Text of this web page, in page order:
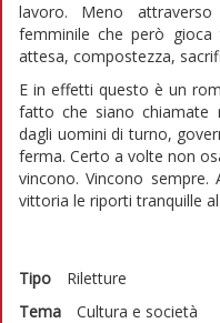
lavoro. Meno
femminile che però
attesa, compostezza,
E in effetti questo è un
fatto che siano chiamate
dagli uomini di turno,
ferma. Certo a volte non
vincono. Vincono sempre.
vittoria le riporti tranquille
Tipo
Riletture
Tema
Cultura e società